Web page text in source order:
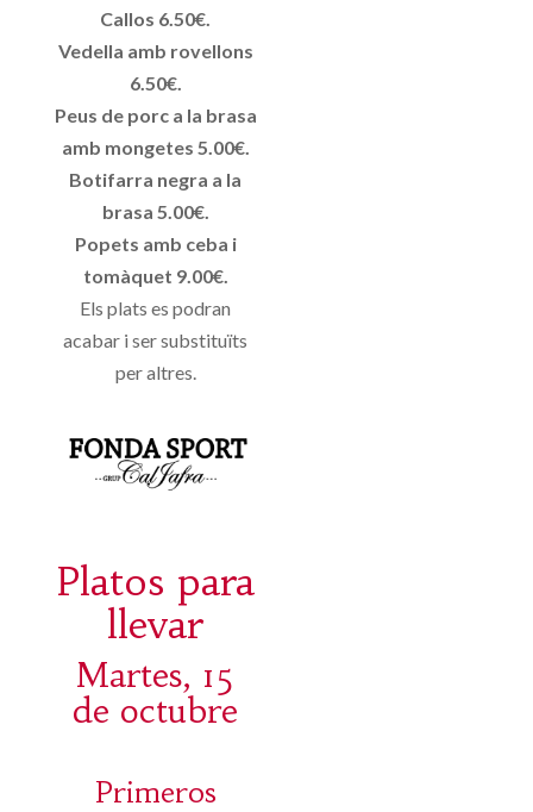
Callos 6.50€.
Vedella amb rovellons
6.50€.
Peus de porc a la brasa
amb mongetes 5.00€.
Botifarra negra a la
brasa 5.00€.
Popets amb ceba i
tomàquet 9.00€.
Els plats es podran
acabar i ser substituïts
per altres.
Platos para
llevar
Martes, 15
de octubre
Primeros